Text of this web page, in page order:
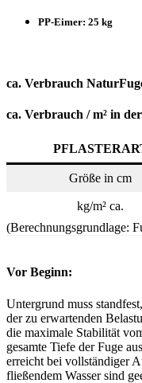
PP-Eimer: 25 kg
ca. Verbrauch
ca. Verbrauch / m² in
Größe in cm
kg/m² ca.
(Berechnungsgrundlage:
Vor Beginn:
Untergrund muss
der zu erwartenden
die maximale Stabilität
gesamte Tiefe der Fuge
erreicht bei vollständiger
fließendem Wasser sind